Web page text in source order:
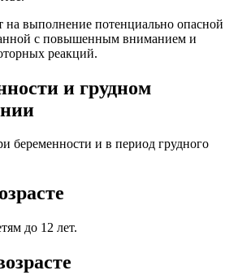
на выполнение потенциально опасной
с повышенным вниманием и
реакций.
и грудном
беременности и в период грудного
до 12 лет.